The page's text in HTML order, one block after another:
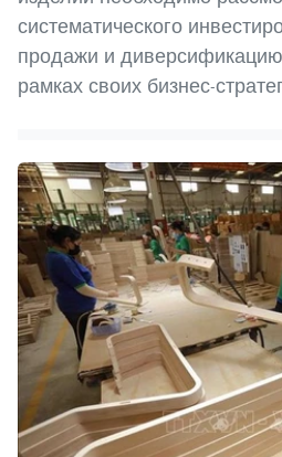
систематического
продажи и
рамках своих бизнес-